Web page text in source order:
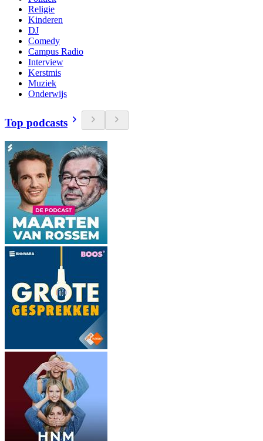
Religie
Kinderen
DJ
Comedy
Campus Radio
Interview
Kerstmis
Muziek
Onderwijs
Top podcasts